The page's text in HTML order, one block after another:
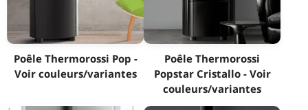
Poêle Thermorossi Pop -
Voir couleurs/variantes
Poêle Thermorossi
Popstar Cristallo - Voir
couleurs/variantes